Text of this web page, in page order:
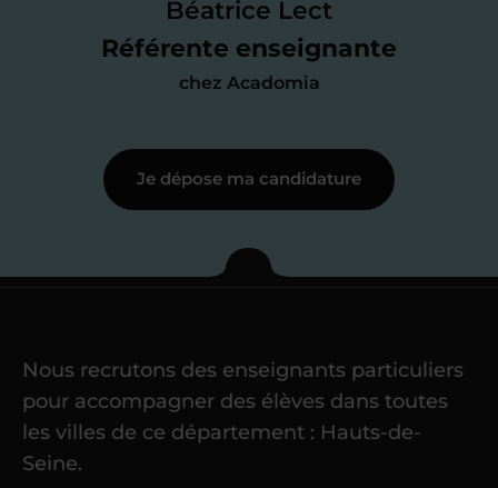
Béatrice Lect
Référente enseignante
chez Acadomia
me mettre à jour au besoin) et
j’échange en direct avec un chargé de
Étape 3
Je commence mes
Une fois ma candidature validée, mon
référent me confie mes premiers
élèves dans un délai de 6 jours
maximum
Je dépose ma candidature
Nous recrutons des enseignants particuliers
pour accompagner des élèves dans toutes
les villes de ce département : Hauts-de-
Seine.